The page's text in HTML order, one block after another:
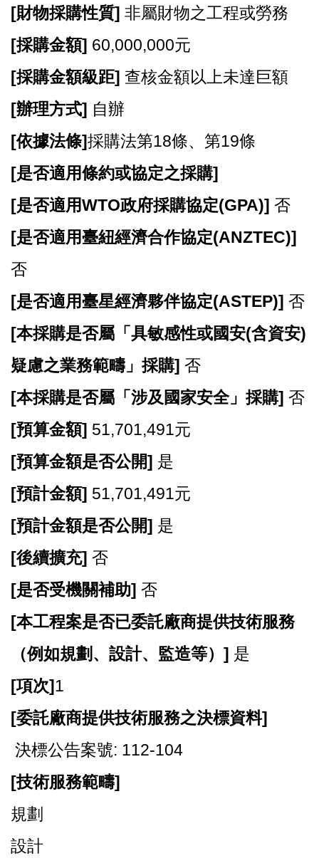
府
E
n
g
l
s
私
權
政
策
府
網
站
資
料
開
放
宣
網
站
安
全
策
[財物採購性質] 非屬財物之工程或勞務
[採購金額] 60,000,000元
[採購金額級距] 查核金額以上未達巨額
[辦理方式] 自辦
[依據法條]採購法第18條、第19條
[是否適用條約或協定之採購]
[是否適用WTO政府採購協定(GPA)] 否
[是否適用臺紐經濟合作協定(ANZTEC)]
否
[是否適用臺星經濟夥伴協定(ASTEP)] 否
[本採購是否屬「具敏感性或國安(含資安)
疑慮之業務範疇」採購] 否
[本採購是否屬「涉及國家安全」採購] 否
[預算金額] 51,701,491元
[預算金額是否公開] 是
[預計金額] 51,701,491元
[預計金額是否公開] 是
[後續擴充] 否
[是否受機關補助] 否
[本工程案是否已委託廠商提供技術服務
（例如規劃、設計、監造等）] 是
[項次]1
[委託廠商提供技術服務之決標資料]
決標公告案號: 112-104
[技術服務範疇]
規劃
設計